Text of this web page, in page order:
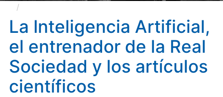
Sociedad y los artículos científicos
La Inteligencia Artificial,
el entrenador de la Real
Sociedad y los artículos
científicos